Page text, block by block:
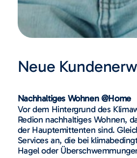
Neue
Nachhaltiges Wohnen @Home
Vor dem Hintergrund des
Redion nachhaltiges Wohnen,
der Hauptemittenten sind.
Services an, die bei
Hagel oder